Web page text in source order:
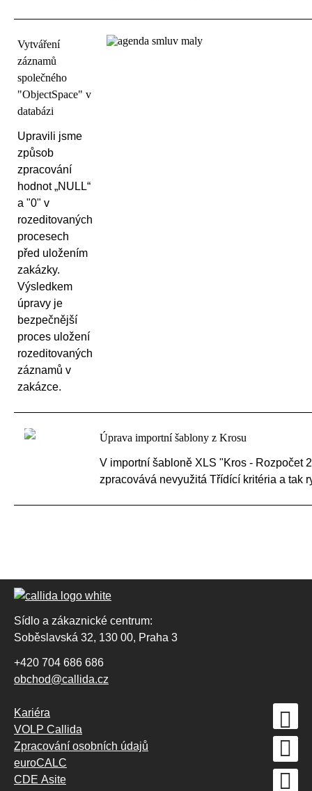
Vytváření
záznamů
společného
"ObjectSpace" v
databázi
Upravili jsme
způsob
zpracování
hodnot „NULL“
a "0" v
rozeditovaných
procesech
před uložením
zakázky.
Výsledkem
úpravy je
bezpečnější
proces uložení
rozeditovaných
záznamů v
zakázce.
Úprava importní šablony z Krosu
V importní šabloně XLS "Kros - Rozpočet
zpracovává nevyužitá Třídící kritéria a tak
Sídlo a zákaznické centrum:
Soběslavská 32, 130 00, Praha 3
+420 704 686 686
obchod@callida.cz
Kariéra
VOLP Callida
Zpracování osobních údajů
euroCALC
CDE Asite